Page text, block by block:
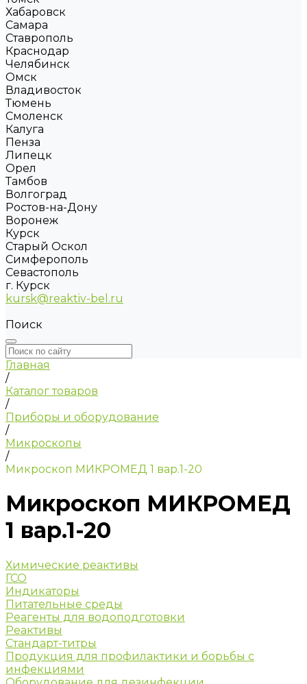
Хабаровск
Самара
Ставрополь
Краснодар
Челябинск
Омск
Владивосток
Тюмень
Смоленск
Калуга
Пенза
Липецк
Орел
Тамбов
Волгоград
Ростов-на-Дону
Воронеж
Курск
Старый Оскол
Симферополь
Севастополь
г. Курск
kursk@reaktiv-bel.ru
Поиск
Главная
/
Каталог товаров
/
Приборы и оборудование
/
Микроскопы
/
Микроскоп МИКРОМЕД 1 вар.1-20
Микроскоп МИКРОМЕД
1 вар.1-20
Химические реактивы
ГСО
Индикаторы
Питательные среды
Реагенты для водоподготовки
Реактивы
Стандарт-титры
Продукция для профилактики и борьбы с
инфекциями